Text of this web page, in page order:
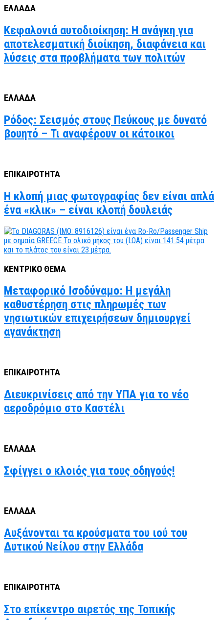
ΕΛΛΑΔΑ
Κεφαλονιά αυτοδιοίκηση: Η ανάγκη για
αποτελεσματική διοίκηση, διαφάνεια και
λύσεις στα προβλήματα των πολιτών
ΕΛΛΑΔΑ
Ρόδος: Σεισμός στους Πεύκους με δυνατό
βουητό – Τι αναφέρουν οι κάτοικοι
ΕΠΙΚΑΙΡΟΤΗΤΑ
Η κλοπή μιας φωτογραφίας δεν είναι απλά
ένα «κλικ» – είναι κλοπή δουλειάς
ΚΕΝΤΡΙΚΟ ΘΕΜΑ
Μεταφορικό Ισοδύναμο: Η μεγάλη
καθυστέρηση στις πληρωμές των
νησιωτικών επιχειρήσεων δημιουργεί
αγανάκτηση
ΕΠΙΚΑΙΡΟΤΗΤΑ
Διευκρινίσεις από την ΥΠΑ για το νέο
αεροδρόμιο στο Καστέλι
ΕΛΛΑΔΑ
Σφίγγει ο κλοιός για τους οδηγούς!
ΕΛΛΑΔΑ
Αυξάνονται τα κρούσματα του ιού του
Δυτικού Νείλου στην Ελλάδα
ΕΠΙΚΑΙΡΟΤΗΤΑ
Στο επίκεντρο αιρετός της Τοπικής